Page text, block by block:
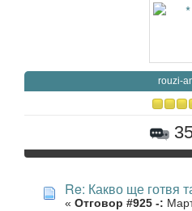
rouzi-
Re: Какво ще готвя
« Отговор #925 -: